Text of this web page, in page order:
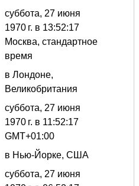
суббота, 27 июня
1970 г. в 13:52:17
Москва, стандартное
время
в Лондоне,
Великобритания
суббота, 27 июня
1970 г. в 11:52:17
GMT+01:00
в Нью-Йорке, США
суббота, 27 июня